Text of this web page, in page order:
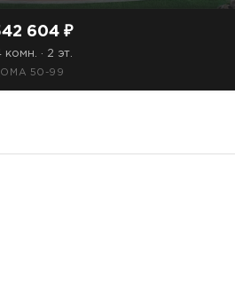
604 ₽
комн. · 2 эт.
50-99